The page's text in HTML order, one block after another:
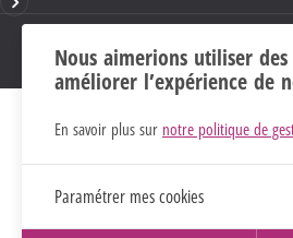
Nous aimerions utiliser
améliorer l’expérience de
En savoir plus sur notre politique de
Paramétrer mes cookies